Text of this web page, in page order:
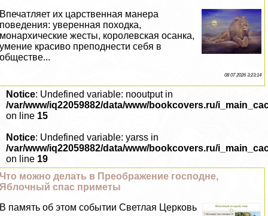
Впечатляет их царственная манера
поведения: уверенная походка,
монархические жесты, королевская осанка,
умение красиво преподнести себя в
обществе...
08 07 2026 3:23:14
Notice: Undefined variable: nooutput in
/var/www/iq22059882/data/www/bookcovers.ru/
on line 15
Notice: Undefined variable: yarss in
/var/www/iq22059882/data/www/bookcovers.ru/
on line 19
Что можно делать в Преображение господне,
Яблочный спас приметы
В память об этом событии Светлая Церковь